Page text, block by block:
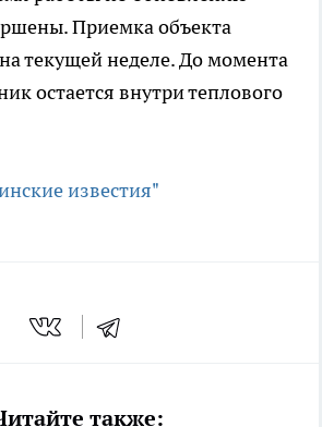
Приемка объекта
текущей неделе. До момента
остается внутри теплового
известия"
также: